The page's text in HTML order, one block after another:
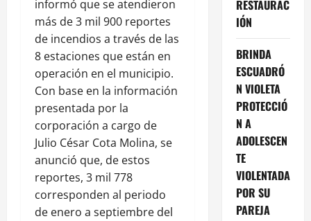
informó que se atendieron
más de 3 mil 900 reportes
de incendios a través de las
8 estaciones que están en
operación en el municipio.
Con base en la información
presentada por la
corporación a cargo de
Julio César Cota Molina, se
anunció que, de estos
reportes, 3 mil 778
corresponden al periodo
de enero a septiembre del
RESTAURAC
IÓN
BRINDA
ESCUADRÓ
N VIOLETA
PROTECCIÓ
N A
ADOLESCEN
TE
VIOLENTADA
POR SU
PAREJA